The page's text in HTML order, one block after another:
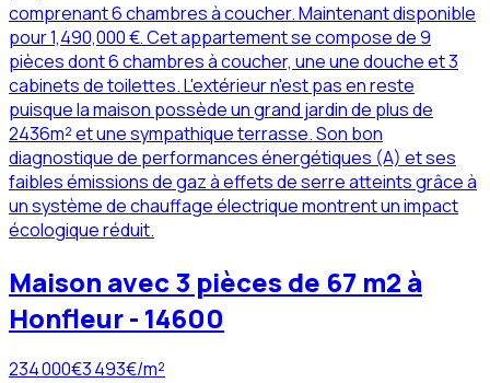
comprenant 6 chambres à coucher. Maintenant disponible
pour 1,490,000 €. Cet appartement se compose de 9
pièces dont 6 chambres à coucher, une une douche et 3
cabinets de toilettes. L'extérieur n'est pas en reste
puisque la maison possède un grand jardin de plus de
2436m² et une sympathique terrasse. Son bon
diagnostique de performances énergétiques (A) et ses
faibles émissions de gaz à effets de serre atteints grâce à
un système de chauffage électrique montrent un impact
écologique réduit.
Maison avec 3 pièces de 67 m2 à
Honfleur - 14600
234 000€3 493€/m²